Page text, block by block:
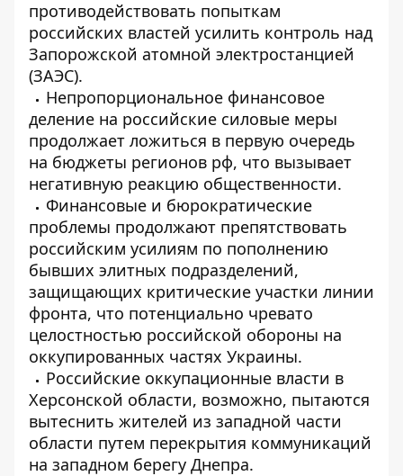
противодействовать попыткам
российских властей усилить контроль над
Запорожской атомной электростанцией
(ЗАЭС).
Непропорциональное финансовое
деление на российские силовые меры
продолжает ложиться в первую очередь
на бюджеты регионов рф, что вызывает
негативную реакцию общественности.
Финансовые и бюрократические
проблемы продолжают препятствовать
российским усилиям по пополнению
бывших элитных подразделений,
защищающих критические участки линии
фронта, что потенциально чревато
целостностью российской обороны на
оккупированных частях Украины.
Российские оккупационные власти в
Херсонской области, возможно, пытаются
вытеснить жителей из западной части
области путем перекрытия коммуникаций
на западном берегу Днепра.